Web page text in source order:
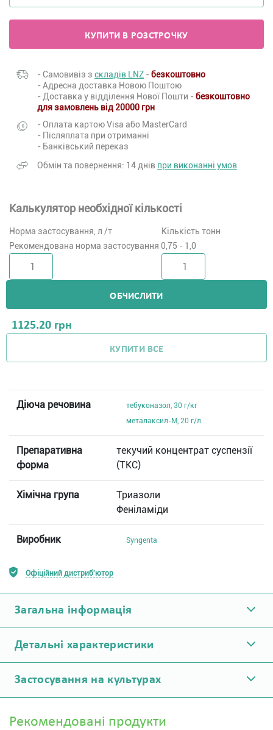
КУПИТИ В РОЗСТРОЧКУ
- Самовивіз з складів LNZ - безкоштовно
- Адресна доставка Новою Поштою
- Доставка у відділення Нової Пошти - безкоштовно
для замовлень від 20000 грн
- Оплата картою Visa або MasterCard
- Післяплата при отриманні
- Банківський переказ
Обмін та повернення: 14 днів при виконанні умов
Калькулятор необхідної кількості
Норма застосування, л /т
Кількість тонн
Рекомендована норма застосування 0,75 - 1,0
ОБЧИСЛИТИ
1125.20 грн
КУПИТИ ВСЕ
Діюча речовина
тебуконазол, 30 г/кг
металаксил-М, 20 г/л
Препаративна
форма
текучий концентрат суспензiї
(ТКС)
Хімічна група
Триазоли
Феніламіди
Виробник Syngenta
Офіційний дистриб'ютор
Загальна інформація
Детальні характеристики
Застосування на культурах
Рекомендовані продукти